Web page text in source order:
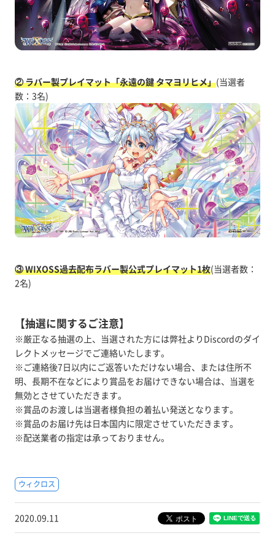
② ラバー製プレイマット「永遠の鍵 タマヨリヒメ」(当選者
数：3名)
③ WIXOSS過去配布ラバー製公式プレイマット1枚(当選者数：
2名)
【抽選に関するご注意】
※厳正なる抽選の上、当選された方には弊社よりDiscordのダイ
レクトメッセージでご連絡いたします。
※ご連絡後7日以内にご返答いただけない場合、または住所不
明、長期不在などにより賞品をお届けできない場合は、当選を
無効とさせていただきます。
※賞品のお渡しは当選者様負担の着払い発送となります。
※賞品のお届け先は日本国内に限定させていただきます。
※配送業者の指定は承っておりません。
ウィクロス
2020.09.11